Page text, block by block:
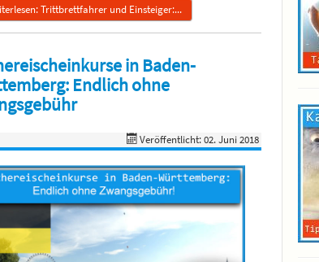
Trittbrettfahrer und Einsteiger:...
in Baden-
Endlich ohne
Veröffentlicht: 02. Juni 2018